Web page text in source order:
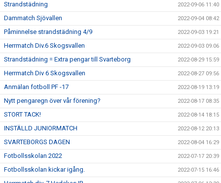
Strandstädning 2022-09-06 11:40
Dammatch Sjövallen 2022-09-04 08:42
Påminnelse strandstädning 4/9 2022-09-03 19:21
Herrmatch Div.6 Skogsvallen 2022-09-03 09:06
Strandstädning = Extra pengar till Svarteborg 2022-08-29 15:59
Herrmatch Div 6 Skogsvallen 2022-08-27 09:56
Anmälan fotboll PF -17 2022-08-19 13:19
Nytt pengaregn över vår förening? 2022-08-17 08:35
STORT TACK! 2022-08-14 18:15
INSTÄLLD JUNIORMATCH 2022-08-12 20:13
SVARTEBORGS DAGEN 2022-08-04 16:29
Fotbollsskolan 2022 2022-07-17 20:39
Fotbollsskolan kickar igång. 2022-07-15 16:46